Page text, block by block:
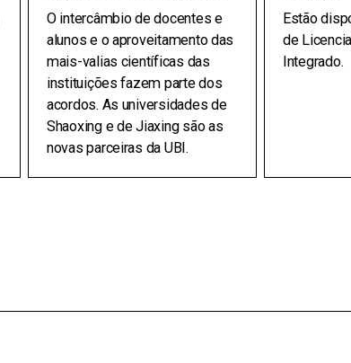
O intercâmbio de docentes e
alunos e o aproveitamento das
mais-valias científicas das
instituições fazem parte dos
acordos. As universidades de
Shaoxing e de Jiaxing são as
novas parceiras da UBI.
Estão
de
Integrado.